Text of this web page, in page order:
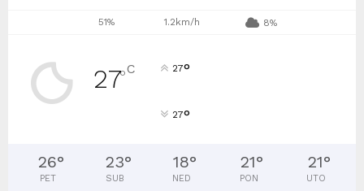
51% 1.2km/h 8%
27°C 27°
27°
26°
PET
23°
SUB
18°
NED
21°
PON
21°
UTO